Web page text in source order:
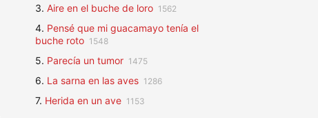
3. Aire en el buche de loro 1562
4. Pensé que mi guacamayo tenía el
buche roto 1548
5. Parecía un tumor 1475
6. La sarna en las aves 1286
7. Herida en un ave 1153